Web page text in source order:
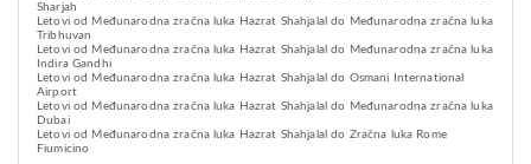
Sharjah
Letovi od Međunarodna zračna luka Hazrat Shahjalal do Međunarodna zračna luka
Tribhuvan
Letovi od Međunarodna zračna luka Hazrat Shahjalal do Međunarodna zračna luka
Indira Gandhi
Letovi od Međunarodna zračna luka Hazrat Shahjalal do Osmani International
Airport
Letovi od Međunarodna zračna luka Hazrat Shahjalal do Međunarodna zračna luka
Dubai
Letovi od Međunarodna zračna luka Hazrat Shahjalal do Zračna luka Rome
Fiumicino